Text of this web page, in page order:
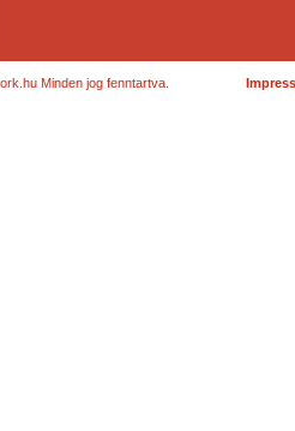
Minden jog fenntartva.